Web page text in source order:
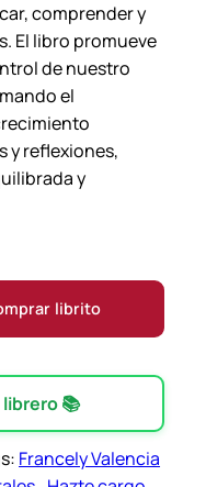
comprender y
El libro promueve
de nuestro
el
y reflexiones,
y
librito
📚
Francely Valencia